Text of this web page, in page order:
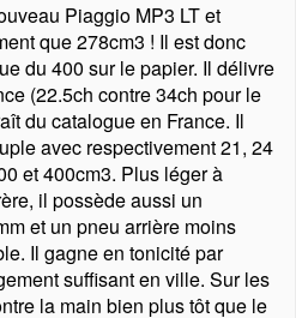
Piaggio MP3 LT et
que 278cm3 ! Il est donc
du 400 sur le papier. Il délivre
(22.5ch contre 34ch pour le
du catalogue en France. Il
avec respectivement 21, 24
et 400cm3. Plus léger à
il possède aussi un
et un pneu arrière moins
Il gagne en tonicité par
suffisant en ville. Sur les
la main bien plus tôt que le